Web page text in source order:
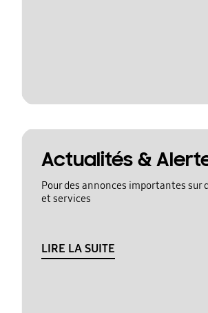
Actualités &
Pour des annonces importantes sur
et services
LIRE LA SUITE